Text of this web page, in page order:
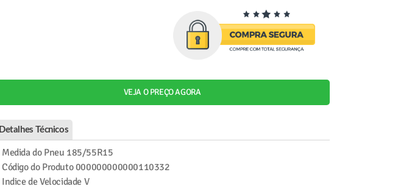
VEJA O PREÇO AGORA
Detalhes Técnicos
Medida do Pneu 185/55R15
Código do Produto000000000000110332
Indice de Velocidade V